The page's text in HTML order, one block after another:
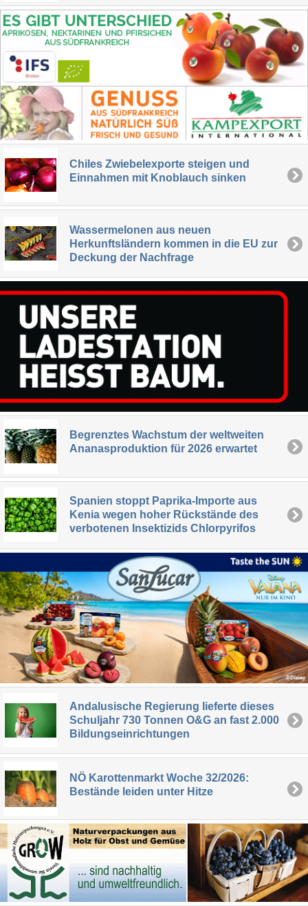
Chiles Zwiebelexporte steigen und
Einnahmen mit Knoblauch sinken
Wassermelonen aus neuen
Herkunftsländern kommen in die EU zur
Deckung der Nachfrage
Begrenztes Wachstum der weltweiten
Ananasproduktion für 2026 erwartet
Spanien stoppt Paprika-Importe aus
Kenia wegen hoher Rückstände des
verbotenen Insektizids Chlorpyrifos
Andalusische Regierung lieferte dieses
Schuljahr 730 Tonnen O&G an fast 2.000
Bildungseinrichtungen
NÖ Karottenmarkt Woche 32/2026:
Bestände leiden unter Hitze